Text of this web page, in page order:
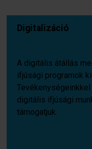
Digitalizáció
A digitális átállás
ifjúsági programok
digitális ifjúsági
támogatjuk.